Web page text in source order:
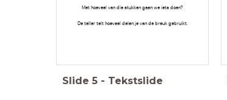
Met hoeveel van die stukken gaan we iets doen?
De teller telt hoeveel delen je van de breuk gebruikt.
Slide 5 - Tekstslide